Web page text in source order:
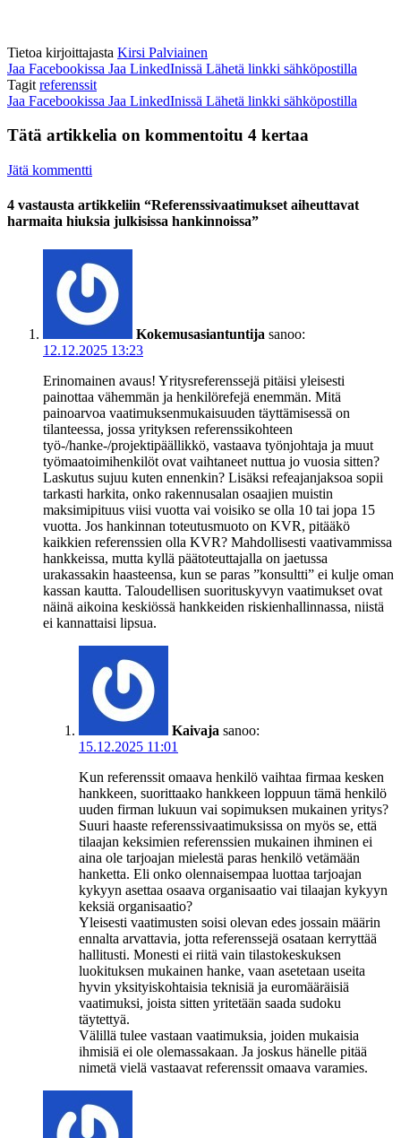
Tietoa kirjoittajasta Kirsi Palviainen
Jaa Facebookissa Jaa LinkedInissä Lähetä linkki sähköpostilla
Tagit referenssit
Jaa Facebookissa Jaa LinkedInissä Lähetä linkki sähköpostilla
Tätä artikkelia on kommentoitu 4 kertaa
Jätä kommentti
4 vastausta artikkeliin “Referenssivaatimukset aiheuttavat
harmaita hiuksia julkisissa hankinnoissa”
Kokemusasiantuntija sanoo:
12.12.2025 13:23
Erinomainen avaus! Yritysreferenssejä pitäisi yleisesti
painottaa vähemmän ja henkilörefejä enemmän. Mitä
painoarvoa vaatimuksenmukaisuuden täyttämisessä on
tilanteessa, jossa yrityksen referenssikohteen
työ-/hanke-/projektipäällikkö, vastaava työnjohtaja ja muut
työmaatoimihenkilöt ovat vaihtaneet nuttua jo vuosia sitten?
Laskutus sujuu kuten ennenkin? Lisäksi refeajanjaksoa sopii
tarkasti harkita, onko rakennusalan osaajien muistin
maksimipituus viisi vuotta vai voisiko se olla 10 tai jopa 15
vuotta. Jos hankinnan toteutusmuoto on KVR, pitääkö
kaikkien referenssien olla KVR? Mahdollisesti vaativammissa
hankkeissa, mutta kyllä päätoteuttajalla on jaetussa
urakassakin haasteensa, kun se paras ”konsultti” ei kulje oman
kassan kautta. Taloudellisen suorituskyvyn vaatimukset ovat
näinä aikoina keskiössä hankkeiden riskienhallinnassa, niistä
ei kannattaisi lipsua.
Kaivaja sanoo:
15.12.2025 11:01
Kun referenssit omaava henkilö vaihtaa firmaa kesken
hankkeen, suorittaako hankkeen loppuun tämä henkilö
uuden firman lukuun vai sopimuksen mukainen yritys?
Suuri haaste referenssivaatimuksissa on myös se, että
tilaajan keksimien referenssien mukainen ihminen ei
aina ole tarjoajan mielestä paras henkilö vetämään
hanketta. Eli onko olennaisempaa luottaa tarjoajan
kykyyn asettaa osaava organisaatio vai tilaajan kykyyn
keksiä organisaatio?
Yleisesti vaatimusten soisi olevan edes jossain määrin
ennalta arvattavia, jotta referenssejä osataan kerryttää
hallitusti. Monesti ei riitä vain tilastokeskuksen
luokituksen mukainen hanke, vaan asetetaan useita
hyvin yksityiskohtaisia teknisiä ja euromääräisiä
vaatimuksi, joista sitten yritetään saada sudoku
täytettyä.
Välillä tulee vastaan vaatimuksia, joiden mukaisia
ihmisiä ei ole olemassakaan. Ja joskus hänelle pitää
nimetä vielä vastaavat referenssit omaava varamies.